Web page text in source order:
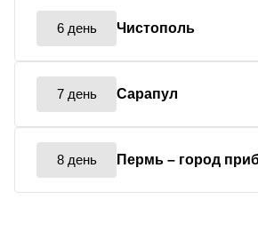
6 день Чистополь
7 день Сарапул
8 день Пермь – город